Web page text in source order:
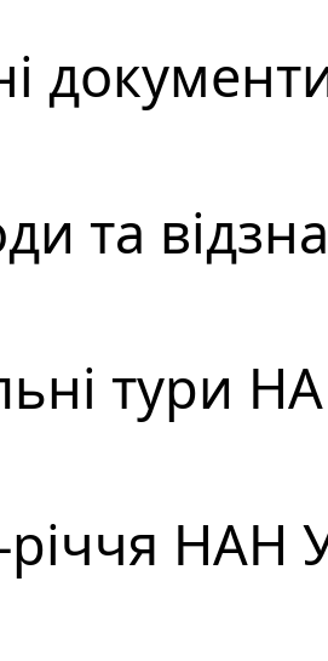
та
тури
НАН